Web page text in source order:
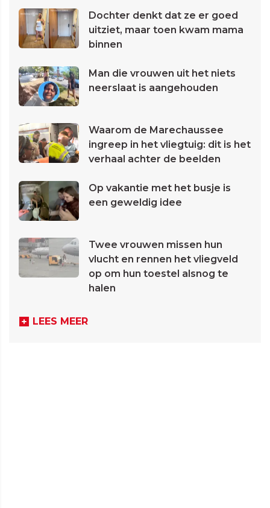
Dochter denkt dat ze er goed
uitziet, maar toen kwam mama
binnen
Man die vrouwen uit het niets
neerslaat is aangehouden
Waarom de Marechaussee
ingreep in het vliegtuig: dit is het
verhaal achter de beelden
Op vakantie met het busje is
een geweldig idee
Twee vrouwen missen hun
vlucht en rennen het vliegveld
op om hun toestel alsnog te
halen
LEES MEER